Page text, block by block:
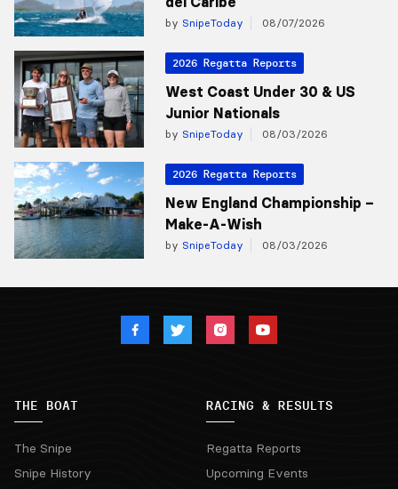
by SnipeToday 08/07/2026
2026 Regatta Reports
West Coast Under 30 & US
Junior Nationals
by SnipeToday 08/03/2026
2026 Regatta Reports
New England Championship –
Make-A-Wish
by SnipeToday 08/03/2026
THE BOAT
The Snipe
Snipe History
RACING & RESULTS
Regatta Reports
Upcoming Events